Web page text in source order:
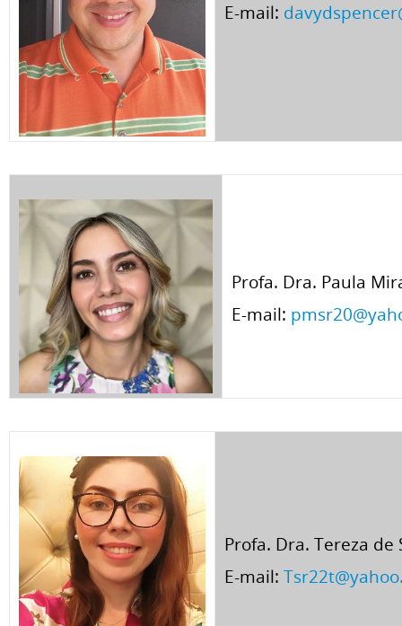
E-mail:
Profa. Dra. Paula
E-mail:
Profa. Dra. Tereza de
E-mail: